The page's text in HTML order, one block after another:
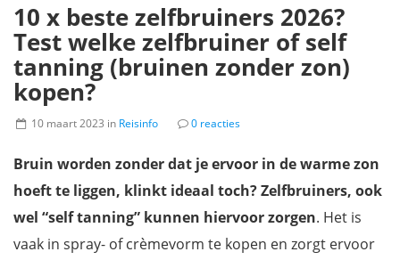
10 x beste zelfbruiners 2026?
Test welke zelfbruiner of self
tanning (bruinen zonder zon)
kopen?
10 maart 2023 in Reisinfo 0 reacties
Bruin worden zonderdat je ervoor in de warme zon
hoeft te liggen, klinkt ideaal toch? Zelfbruiners, ook
wel “self tanning” kunnen hiervoor zorgen. Het is
vaak in spray- of crèmevorm te kopen en zorgt ervoor